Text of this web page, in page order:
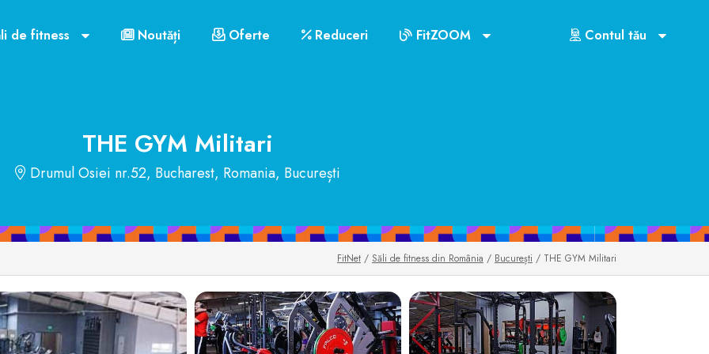
de fitness Noutăți Oferte Reduceri FitZOOM Contul tău
THE GYM Militari
Drumul Osiei nr.52, Bucharest, Romania, București
FitNet / Săli de fitness din România / București / THE GYM Militari
Cluburile din București